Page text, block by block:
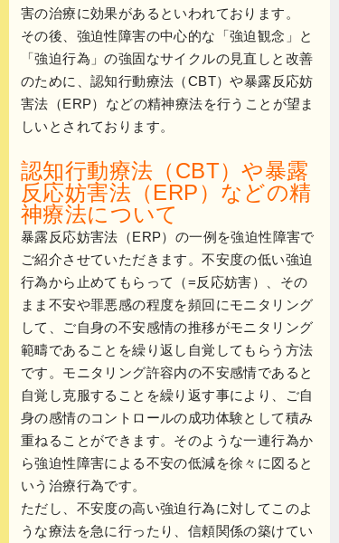
害の治療に効果があるといわれております。
その後、強迫性障害の中心的な「強迫観念」と
「強迫行為」の強固なサイクルの見直しと改善
のために、認知行動療法（CBT）や暴露反応妨
害法（ERP）などの精神療法を行うことが望ま
しいとされております。
認知行動療法（CBT）や暴露
反応妨害法（ERP）などの精
神療法について
暴露反応妨害法（ERP）の一例を強迫性障害で
ご紹介させていただきます。不安度の低い強迫
行為から止めてもらって（=反応妨害）、その
まま不安や罪悪感の程度を頻回にモニタリング
して、ご自身の不安感情の推移がモニタリング
範疇であることを繰り返し自覚してもらう方法
です。モニタリング許容内の不安感情であると
自覚し克服することを繰り返す事により、ご自
身の感情のコントロールの成功体験として積み
重ねることができます。そのような一連行為か
ら強迫性障害による不安の低減を徐々に図ると
いう治療行為です。
ただし、不安度の高い強迫行為に対してこのよ
うな療法を急に行ったり、信頼関係の築けてい